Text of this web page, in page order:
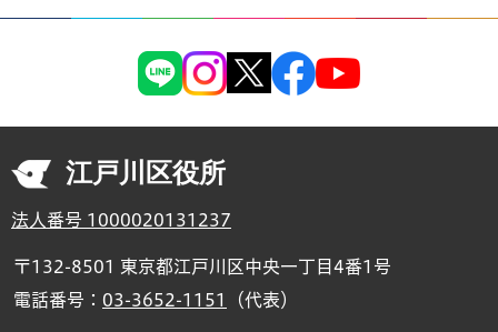
江戸川区役所
法人番号 1000020131237
〒132-8501 東京都江戸川区中央一丁目4番1号
電話番号： 03-3652-1151 （代表）